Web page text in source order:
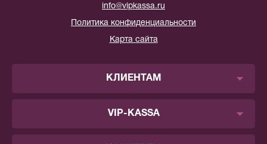
info@vipkassa.ru
Политика конфиденциальности
Карта сайта
КЛИЕНТАМ
VIP-KASSA